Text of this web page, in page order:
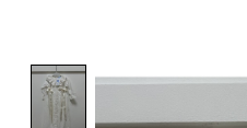
Product image